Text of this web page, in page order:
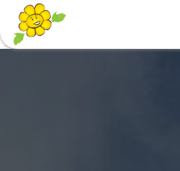
Panneau de gestion des cookies